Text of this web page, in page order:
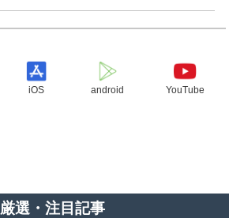
iOS android YouTube
厳選・注目記事